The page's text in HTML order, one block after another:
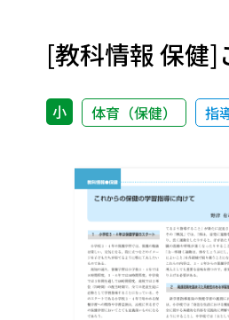
[教科情報 保健]
小 体育（保健） 指